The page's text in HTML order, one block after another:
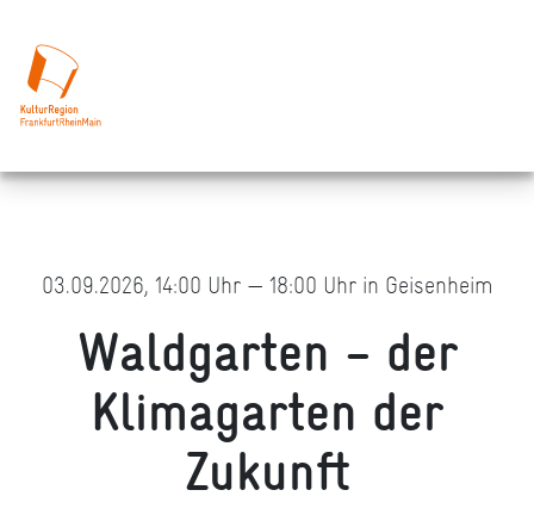
03.09.2026, 14:00 Uhr — 18:00 Uhr in Geisenheim
Waldgarten – der
Klimagarten der
Zukunft